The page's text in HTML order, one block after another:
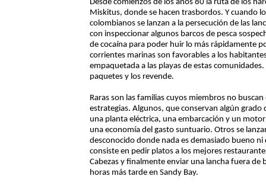
Desde comienzos de los años 80 la ruta de los
Miskitus, donde se hacen trasbordos. Y cuando
colombianos se lanzan a la persecución de las
con inspeccionar algunos barcos de pesca
de cocaína para poder huir lo más rápidamente
corrientes marinas son favorables a los
empaquetada a las playas de estas
paquetes y los revende.
Raras son las familias cuyos miembros no
estrategias. Algunos, que conservan algún
una planta eléctrica, una embarcación y un
una economía del gasto suntuario. Otros se
desconocido donde nada es demasiado bueno
consiste en pedir platos a los mejores
Cabezas y finalmente enviar una lancha fuera
horas más tarde en Sandy Bay.